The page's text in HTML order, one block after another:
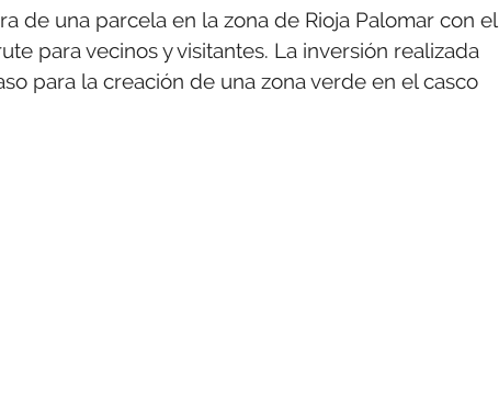
de una parcela en la zona de Rioja Palomar con el
para vecinos y visitantes. La inversión realizada
para la creación de una zona verde en el casco